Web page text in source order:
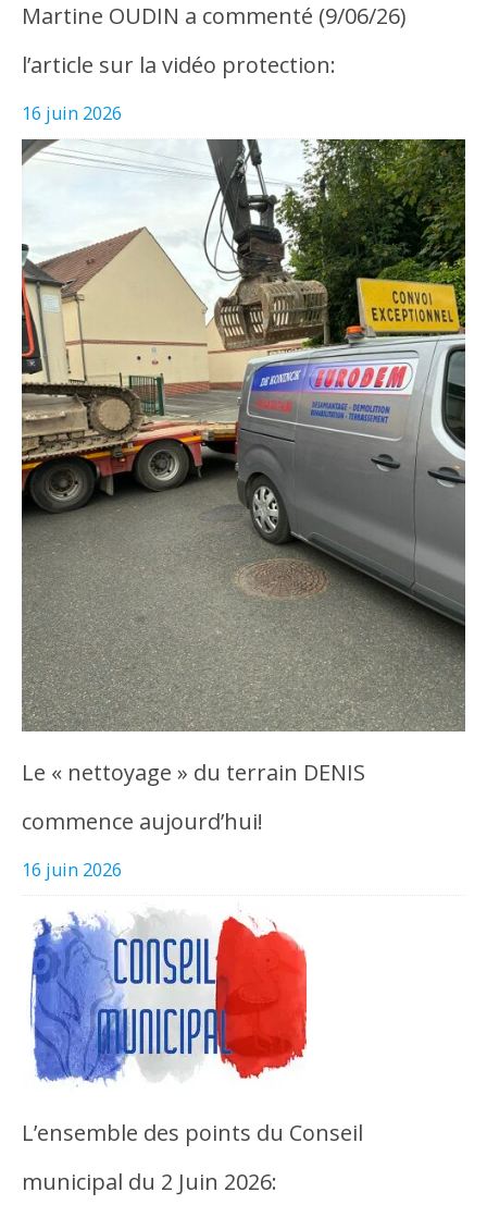
Martine OUDIN a commenté (9/06/26)
l’article sur la vidéo protection:
16 juin 2026
Le « nettoyage » du terrain DENIS
commence aujourd’hui!
16 juin 2026
L’ensemble des points du Conseil
municipal du 2 Juin 2026: